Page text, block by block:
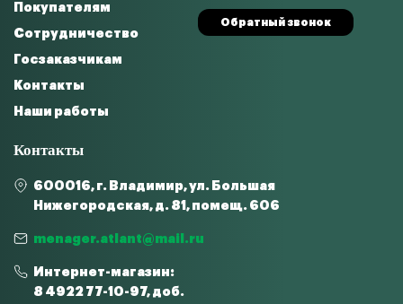
Покупателям
Сотрудничество
Госзаказчикам
Контакты
Наши работы
Обратный звонок
Контакты
600016, г. Владимир, ул. Большая
Нижегородская, д. 81, помещ. 606
menager.atlant@mail.ru
Интернет-магазин:
8 4922 77-10-97, доб.